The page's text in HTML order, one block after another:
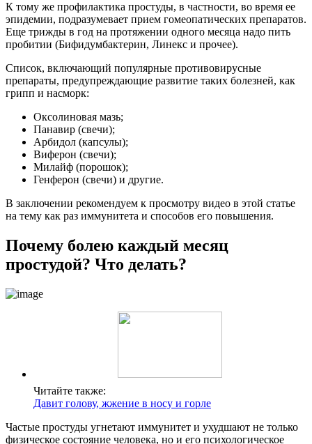
К тому же профилактика простуды, в частности, во время ее
эпидемии, подразумевает прием гомеопатических препаратов.
Еще трижды в год на протяжении одного месяца надо пить
пробитии (Бифидумбактерин, Линекс и прочее).
Список, включающий популярные противовирусные
препараты, предупреждающие развитие таких болезней, как
грипп и насморк:
Оксолиновая мазь;
Панавир (свечи);
Арбидол (капсулы);
Виферон (свечи);
Милайф (порошок);
Генферон (свечи) и другие.
В заключении рекомендуем к просмотру видео в этой статье
на тему как раз иммунитета и способов его повышения.
Почему болею каждый месяц
простудой? Что делать?
Читайте также:
Давит голову, жжение в носу и горле
Частые простуды угнетают иммунитет и ухудшают не только
физическое состояние человека, но и его психологическое